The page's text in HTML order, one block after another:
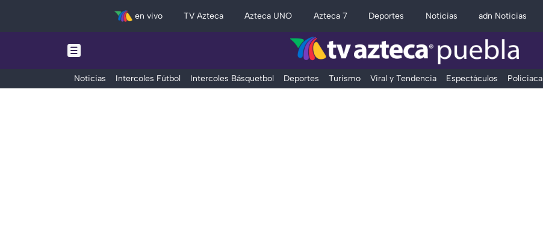
en vivo TV Azteca Azteca UNO Azteca 7 Deportes Noticias adn Noticias
Noticias Intercoles Fútbol Intercoles Básquetbol Deportes Turismo Viral y Tendencia Espectáculos Policiaca